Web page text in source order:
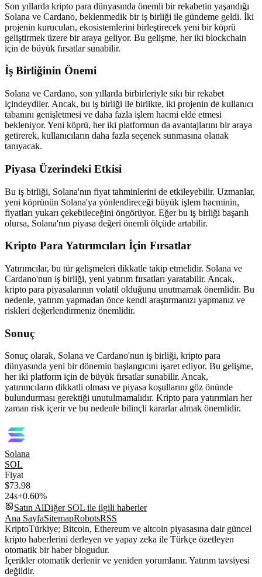
Son yıllarda kripto para dünyasında önemli bir rekabetin yaşandığı
Solana ve Cardano, beklenmedik bir iş birliği ile gündeme geldi. İki
projenin kurucuları, ekosistemlerini birleştirecek yeni bir köprü
geliştirmek üzere bir araya geliyor. Bu gelişme, her iki blockchain
için de büyük fırsatlar sunabilir.
İş Birliğinin Önemi
Solana ve Cardano, son yıllarda birbirleriyle sıkı bir rekabet
içindeydiler. Ancak, bu iş birliği ile birlikte, iki projenin de kullanıcı
tabanını genişletmesi ve daha fazla işlem hacmi elde etmesi
bekleniyor. Yeni köprü, her iki platformun da avantajlarını bir araya
getirerek, kullanıcıların daha fazla seçenek sunmasına olanak
tanıyacak.
Piyasa Üzerindeki Etkisi
Bu iş birliği, Solana'nın fiyat tahminlerini de etkileyebilir. Uzmanlar,
yeni köprünün Solana'ya yönlendireceği büyük işlem hacminin,
fiyatları yukarı çekebileceğini öngörüyor. Eğer bu iş birliği başarılı
olursa, Solana'nın piyasa değeri önemli ölçüde artabilir.
Kripto Para Yatırımcıları İçin Fırsatlar
Yatırımcılar, bu tür gelişmeleri dikkatle takip etmelidir. Solana ve
Cardano'nun iş birliği, yeni yatırım fırsatları yaratabilir. Ancak,
kripto para piyasalarının volatil olduğunu unutmamak önemlidir. Bu
nedenle, yatırım yapmadan önce kendi araştırmanızı yapmanız ve
riskleri değerlendirmeniz önemlidir.
Sonuç
Sonuç olarak, Solana ve Cardano'nun iş birliği, kripto para
dünyasında yeni bir dönemin başlangıcını işaret ediyor. Bu gelişme,
her iki platform için de büyük fırsatlar sunabilir. Ancak,
yatırımcıların dikkatli olması ve piyasa koşullarını göz önünde
bulundurması gerektiği unutulmamalıdır. Kripto para yatırımları her
zaman risk içerir ve bu nedenle bilinçli kararlar almak önemlidir.
Solana
SOL
Fiyat
$73.98
24s+0.60%
Satın AlDiğer SOL ile ilgili haberler
Ana SayfaSitemapRobotsRSS
KriptoTürkiye; Bitcoin, Ethereum ve altcoin piyasasına dair güncel
kripto haberlerini derleyen ve yapay zeka ile Türkçe özetleyen
otomatik bir haber blogudur.
İçerikler otomatik derlenir ve yeniden yorumlanır. Yatırım tavsiyesi
değildir.